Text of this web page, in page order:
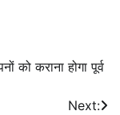
को कराना होगा पूर्व
Next: